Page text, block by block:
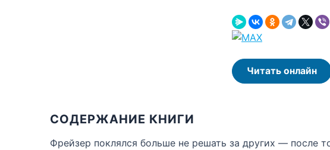
Читать онлайн
СОДЕРЖАНИЕ КНИГИ
Фрейзер поклялся больше не решать за других — после